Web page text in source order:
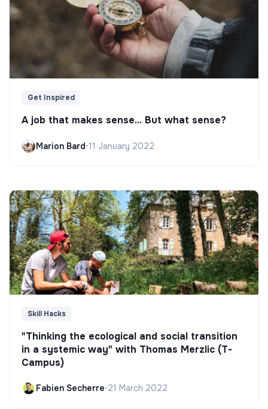
Get Inspired
A job that makes sense... But what sense?
Marion Bard•11 January 2022
Skill Hacks
"Thinking the ecological and social transition
in a systemic way" with Thomas Merzlic (T-
Campus)
Fabien Secherre•21 March 2022